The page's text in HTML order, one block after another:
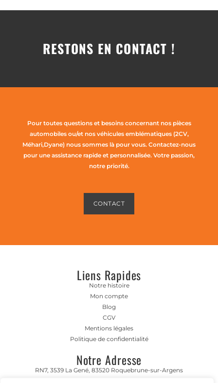
RESTONS EN CONTACT !
Pour toutes questions et besoins concernant nos pièces
automobiles ou/et nos véhicules emblématiques (2CV,
Méhari,Dyane) nous sommes là pour vous. Contactez-nous
pour une assistance rapide et personnalisée. Votre passion,
notre priorité.
CONTACT
Liens Rapides
Notre histoire
Mon compte
Blog
CGV
Mentions légales
Politique de confidentialité
Notre Adresse
RN7, 3539 La Gené, 83520 Roquebrune-sur-Argens